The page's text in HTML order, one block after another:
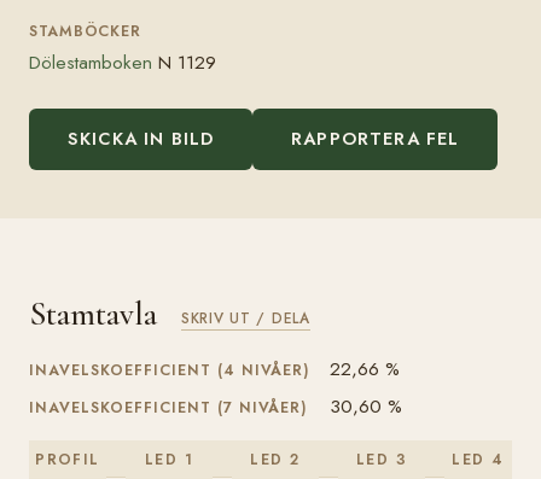
STAMBÖCKER
Dölestamboken N 1129
SKICKA IN BILD RAPPORTERA FEL
Stamtavla SKRIV UT / DELA
INAVELSKOEFFICIENT (4 NIVÅER) 22,66 %
INAVELSKOEFFICIENT (7 NIVÅER) 30,60 %
PROFIL LED 1 LED 2 LED 3 LED 4